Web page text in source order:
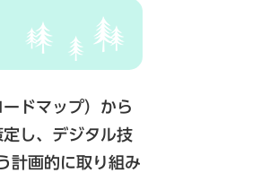
ドマップ）から
し、デジタル技
計画的に取り組み